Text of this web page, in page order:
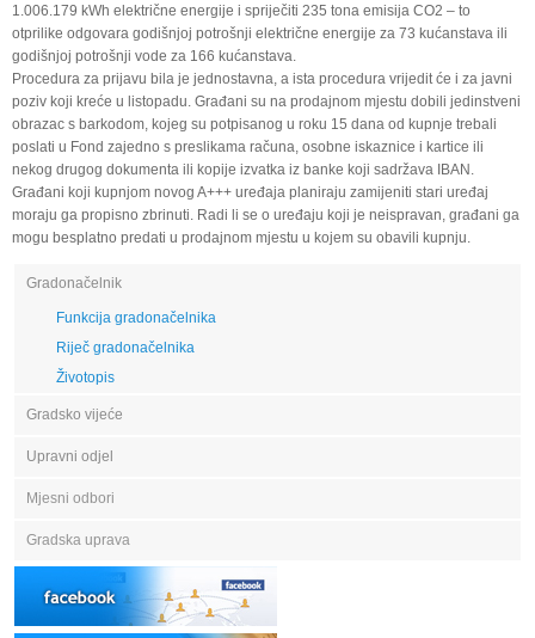
1.006.179 kWh električne energije i spriječiti 235 tona emisija CO2 – to
otprilike odgovara godišnjoj potrošnji električne energije za 73 kućanstava ili
godišnjoj potrošnji vode za 166 kućanstava.
Procedura za prijavu bila je jednostavna, a ista procedura vrijedit će i za javni
poziv koji kreće u listopadu. Građani su na prodajnom mjestu dobili jedinstveni
obrazac s barkodom, kojeg su potpisanog u roku 15 dana od kupnje trebali
poslati u Fond zajedno s preslikama računa, osobne iskaznice i kartice ili
nekog drugog dokumenta ili kopije izvatka iz banke koji sadržava IBAN.
Građani koji kupnjom novog A+++ uređaja planiraju zamijeniti stari uređaj
moraju ga propisno zbrinuti. Radi li se o uređaju koji je neispravan, građani ga
mogu besplatno predati u prodajnom mjestu u kojem su obavili kupnju.
Gradonačelnik
Funkcija gradonačelnika
Riječ gradonačelnika
Životopis
Gradsko vijeće
Upravni odjel
Mjesni odbori
Gradska uprava